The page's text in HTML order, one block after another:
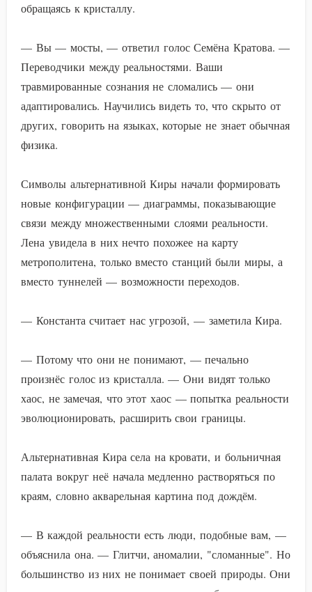
обращаясь к кристаллу.
— Вы — мосты, — ответил голос Семёна Кратова. —
Переводчики между реальностями. Ваши
травмированные сознания не сломались — они
адаптировались. Научились видеть то, что скрыто от
других, говорить на языках, которые не знает обычная
физика.
Символы альтернативной Киры начали формировать
новые конфигурации — диаграммы, показывающие
связи между множественными слоями реальности.
Лена увидела в них нечто похожее на карту
метрополитена, только вместо станций были миры, а
вместо туннелей — возможности переходов.
— Константа считает нас угрозой, — заметила Кира.
— Потому что они не понимают, — печально
произнёс голос из кристалла. — Они видят только
хаос, не замечая, что этот хаос — попытка реальности
эволюционировать, расширить свои границы.
Альтернативная Кира села на кровати, и больничная
палата вокруг неё начала медленно растворяться по
краям, словно акварельная картина под дождём.
— В каждой реальности есть люди, подобные вам, —
объяснила она. — Глитчи, аномалии, "сломанные". Но
большинство из них не понимает своей природы. Они